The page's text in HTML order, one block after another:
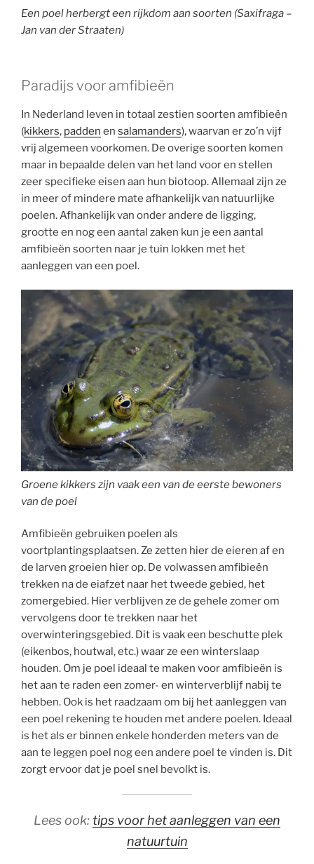
Een poel herbergt een rijkdom aan soorten (Saxifraga –
Jan van der Straaten)
Paradijs voor amfibieën
In Nederland leven in totaal zestien soorten amfibieën
(kikkers, padden en salamanders), waarvan er zo’n vijf
vrij algemeen voorkomen. De overige soorten komen
maar in bepaalde delen van het land voor en stellen
zeer specifieke eisen aan hun biotoop. Allemaal zijn ze
in meer of mindere mate afhankelijk van natuurlijke
poelen. Afhankelijk van onder andere de ligging,
grootte en nog een aantal zaken kun je een aantal
amfibieën soorten naar je tuin lokken met het
aanleggen van een poel.
Groene kikkers zijn vaak een van de eerste bewoners
van de poel
Amfibieën gebruiken poelen als
voortplantingsplaatsen. Ze zetten hier de eieren af en
de larven groeien hier op. De volwassen amfibieën
trekken na de eiafzet naar het tweede gebied, het
zomergebied. Hier verblijven ze de gehele zomer om
vervolgens door te trekken naar het
overwinteringsgebied. Dit is vaak een beschutte plek
(eikenbos, houtwal, etc.) waar ze een winterslaap
houden. Om je poel ideaal te maken voor amfibieën is
het aan te raden een zomer- en winterverblijf nabij te
hebben. Ook is het raadzaam om bij het aanleggen van
een poel rekening te houden met andere poelen. Ideaal
is het als er binnen enkele honderden meters van de
aan te leggen poel nog een andere poel te vinden is. Dit
zorgt ervoor dat je poel snel bevolkt is.
Lees ook: tips voor het aanleggen van een
natuurtuin